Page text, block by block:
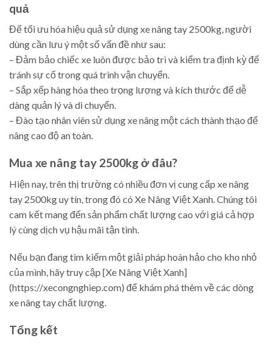
quả
Để tối ưu hóa hiệu quả sử dụng xe nâng tay 2500kg, người
dùng cần lưu ý một số vấn đề như sau:
– Đảm bảo chiếc xe luôn được bảo trì và kiểm tra định kỳ để
tránh sự cố trong quá trình vận chuyển.
– Sắp xếp hàng hóa theo trọng lượng và kích thước để dễ
dàng quản lý và di chuyển.
– Đào tạo nhân viên sử dụng xe nâng một cách thành thạo để
nâng cao độ an toàn.
Mua xe nâng tay 2500kg ở đâu?
Hiện nay, trên thị trường có nhiều đơn vị cung cấp xe nâng
tay 2500kg uy tín, trong đó có Xe Nâng Việt Xanh. Chúng tôi
cam kết mang đến sản phẩm chất lượng cao với giá cả hợp
lý cùng dịch vụ hậu mãi tận tình.
Nếu bạn đang tìm kiếm một giải pháp hoàn hảo cho kho nhỏ
của mình, hãy truy cập [Xe Nâng Việt Xanh]
(https://xecongnghiep.com) để khám phá thêm về các dòng
xe nâng tay chất lượng.
Tổng kết